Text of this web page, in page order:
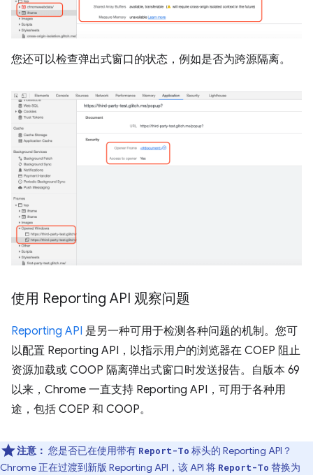
您还可以检查弹出式窗口的状态，例如是否为跨源隔离。
使用 Reporting API 观察问题
Reporting API 是另一种可用于检测各种问题的机制。您可
以配置 Reporting API，以指示用户的浏览器在 COEP 阻止
资源加载或 COOP 隔离弹出式窗口时发送报告。自版本 69
以来，Chrome 一直支持 Reporting API，可用于各种用
途，包括 COEP 和 COOP。
注意： 您是否已在使用带有 Report-To 标头的 Reporting API？
Chrome 正在过渡到新版 Reporting API，该 API 将 Report-To 替换为